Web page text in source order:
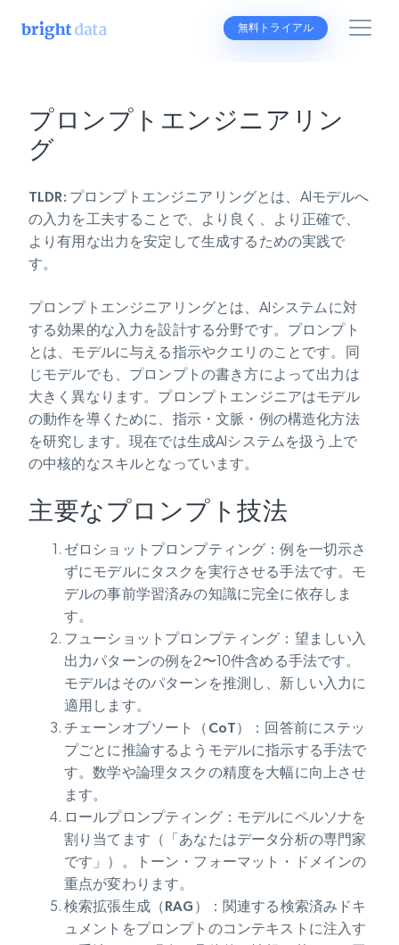
無料トライアル
プロンプトエンジニアリン
グ
TLDR: プロンプトエンジニアリングとは、AIモデルへ
の入力を工夫することで、より良く、より正確で、
より有用な出力を安定して生成するための実践で
す。
プロンプトエンジニアリングとは、AIシステムに対
する効果的な入力を設計する分野です。プロンプト
とは、モデルに与える指示やクエリのことです。同
じモデルでも、プロンプトの書き方によって出力は
大きく異なります。プロンプトエンジニアはモデル
の動作を導くために、指示・文脈・例の構造化方法
を研究します。現在では生成AIシステムを扱う上で
の中核的なスキルとなっています。
主要なプロンプト技法
ゼロショットプロンプティング ：例を一切示さ
ずにモデルにタスクを実行させる手法です。モ
デルの事前学習済みの知識に完全に依存しま
す。
フューショットプロンプティング ：望ましい入
出力パターンの例を2〜10件含める手法です。
モデルはそのパターンを推測し、新しい入力に
適用します。
チェーンオブソート（CoT）
：回答前にステッ
プごとに推論するようモデルに指示する手法で
す。数学や論理タスクの精度を大幅に向上させ
ます。
ロールプロンプティング：モデルにペルソナを
割り当てます（「あなたはデータ分析の専門家
です」）。トーン・フォーマット・ドメインの
重点が変わります。
検索拡張生成（RAG）
：関連する検索済みドキ
ュメントをプロンプトのコンテキストに注入す